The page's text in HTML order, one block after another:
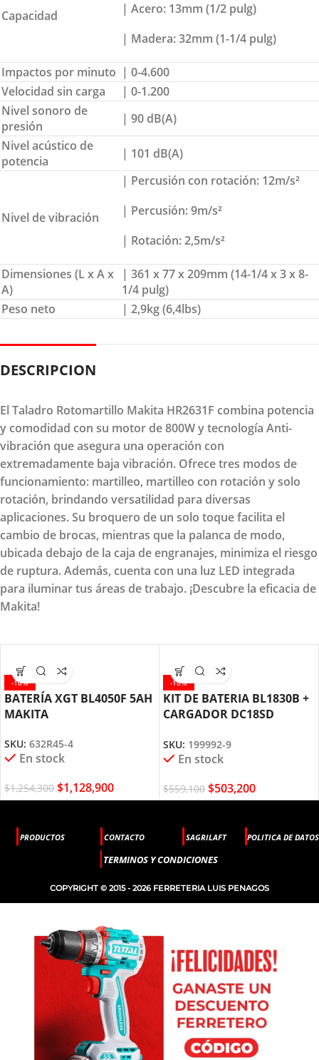
Capacidad
| Acero: 13mm (1/2 pulg)
| Madera: 32mm (1-1/4 pulg)
Impactos por minuto | 0-4.600
Velocidad sin carga
| 0-1.200
Nivel sonoro de
presión
| 90 dB(A)
Nivel acústico de
potencia
| 101 dB(A)
Nivel de vibración
| Percusión con rotación: 12m/s²
| Percusión: 9m/s²
| Rotación: 2,5m/s²
Dimensiones (L x A x
A)
| 361 x 77 x 209mm (14-1/4 x 3 x 8-
1/4 pulg)
Peso neto
| 2,9kg (6,4lbs)
DESCRIPCION
El Taladro Rotomartillo Makita HR2631F combina potencia
y comodidad con su motor de 800W y tecnología Anti-
vibración que asegura una operación con
extremadamente baja vibración. Ofrece tres modos de
funcionamiento: martilleo, martilleo con rotación y solo
rotación, brindando versatilidad para diversas
aplicaciones. Su broquero de un solo toque facilita el
cambio de brocas, mientras que la palanca de modo,
ubicada debajo de la caja de engranajes, minimiza el riesgo
de ruptura. Además, cuenta con una luz LED integrada
para iluminar tus áreas de trabajo. ¡Descubre la eficacia de
Makita!
-10%
BATERÍA XGT BL4050F 5AH
MAKITA
SKU: 632R45-4
En stock
$1,254,300 $1,128,900
-10%
KIT DE BATERIA BL1830B +
CARGADOR DC18SD
SKU: 199992-9
En stock
$559,100 $503,200
PRODUCTOS CONTACTO SAGRILAFT POLITICA DE DATOS
TERMINOS Y CONDICIONES
COPYRIGHT © 2015 - 2026 FERRETERIA LUIS PENAGOS